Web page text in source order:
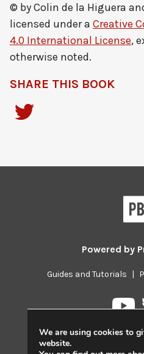
© byColin de la Higuera
licensed under a Creative
4.0 International License,
otherwise noted.
SHARE THIS BOOK
Powered by
Guides and Tutorials |
We are using cookies to
website.